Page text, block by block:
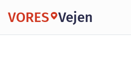
VORES Vejen